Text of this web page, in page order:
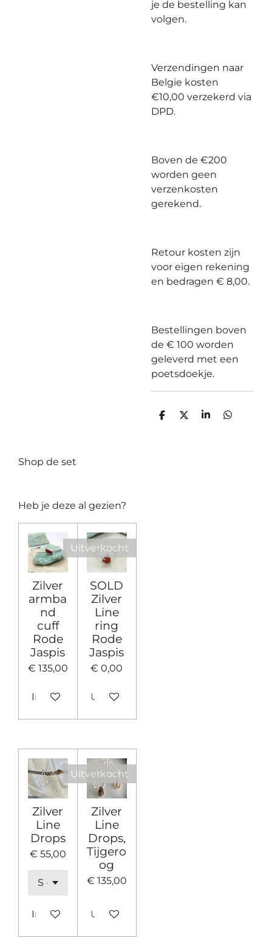
je de bestelling kan
volgen.
Verzendingen naar
Belgie kosten
€10,00 verzekerd via
DPD.
Boven de €200
worden geen
verzenkosten
gerekend.
Retour kosten zijn
voor eigen rekening
en bedragen € 8,00.
Bestellingen boven
de € 100 worden
geleverd met een
poetsdoekje.
D
D
S
D
Shop de set
Heb je deze al gezien?
Zilver
armba
nd
cuff
Rode
Jaspis
€ 135,00
In winkelwagen
Uitverkocht
SOLD
Zilver
Line
ring
Rode
Jaspis
€ 0,00
Uitverkocht
Zilver
Line
Drops
€ 55,00
In winkelwagen
Uitverkocht
Zilver
Line
Drops,
Tijgero
og
€ 135,00
Uitverkocht